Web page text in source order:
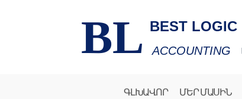
BL BEST LOGIC
ACCOUNTING
ԳԼԽԱՎՈՐ ՄԵՐ ՄԱՍԻՆ